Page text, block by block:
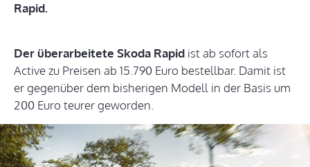
Rapid.
Der überarbeitete Skoda Rapid ist ab sofort als
Active zu Preisen ab 15.790 Euro bestellbar. Damit ist
er gegenüber dem bisherigen Modell in der Basis um
200 Euro teurer geworden.